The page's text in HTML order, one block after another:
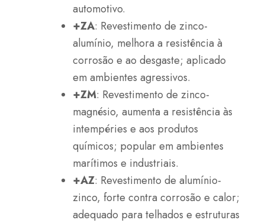
automotivo.
+ZA: Revestimento de zinco-
alumínio, melhora a resistência à
corrosão e ao desgaste; aplicado
em ambientes agressivos.
+ZM: Revestimento de zinco-
magnésio, aumenta a resistência às
intempéries e aos produtos
químicos; popular em ambientes
marítimos e industriais.
+AZ: Revestimento de alumínio-
zinco, forte contra corrosão e calor;
adequado para telhados e estruturas